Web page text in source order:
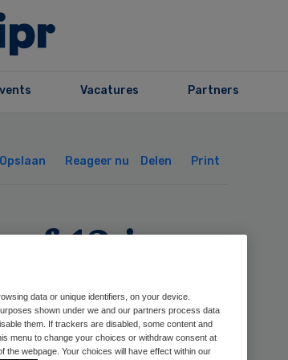
Vacatures Partners
Opslaan Reageer nu Delen Print
12 jaar
data or unique identifiers, on your device.
shown under we and our partners process data
them. If trackers are disabled, some content and
menu to change your choices or withdraw consent at
the webpage. Your choices will have effect within our